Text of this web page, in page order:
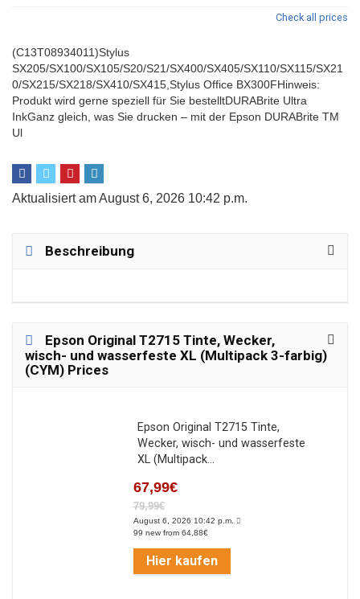
Check all prices
(C13T08934011)Stylus
SX205/SX100/SX105/S20/S21/SX400/SX405/SX110/SX115/SX21
0/SX215/SX218/SX410/SX415,Stylus Office BX300FHinweis:
Produkt wird gerne speziell für Sie bestelltDURABrite Ultra
InkGanz gleich, was Sie drucken – mit der Epson DURABrite TM
Ul
Aktualisiert am August 6, 2026 10:42 p.m.
Beschreibung
Epson Original T2715 Tinte, Wecker,
wisch- und wasserfeste XL (Multipack 3-farbig)
(CYM) Prices
Epson Original T2715 Tinte,
Wecker, wisch- und wasserfeste
XL (Multipack...
67,99€
79,99€
August 6, 2026 10:42 p.m.
99 new from 64,88€
Hier kaufen